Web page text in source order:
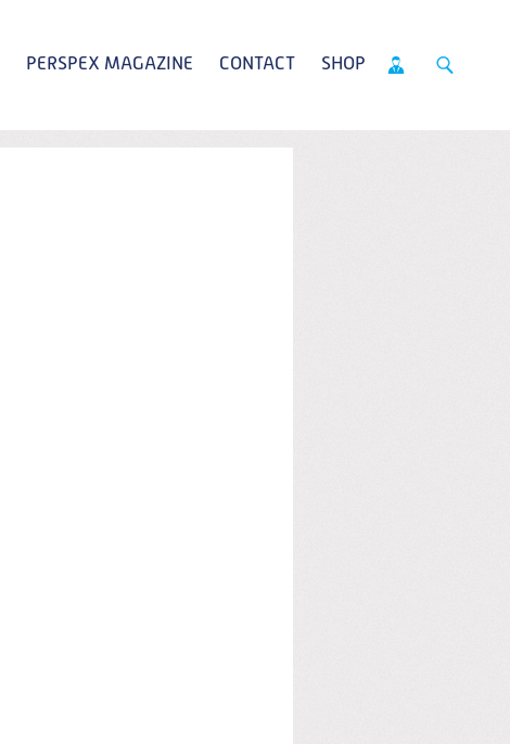
PERSPEX MAGAZINE CONTACT SHOP